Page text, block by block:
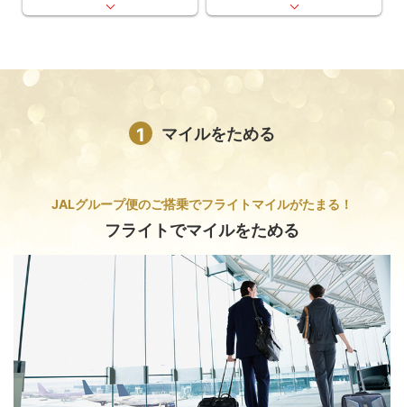
1 マイルをためる
JALグループ便のご搭乗でフライトマイルがたまる！
フライトでマイルをためる